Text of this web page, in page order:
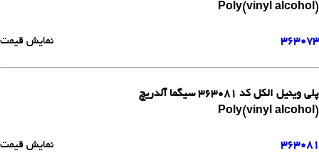
Poly(vinyl alcohol)
363073 نمایش قیمت
پلی وینیل الکل کد 363081 سیگما آلدریچ
Poly(vinyl alcohol)
363081 نمایش قیمت